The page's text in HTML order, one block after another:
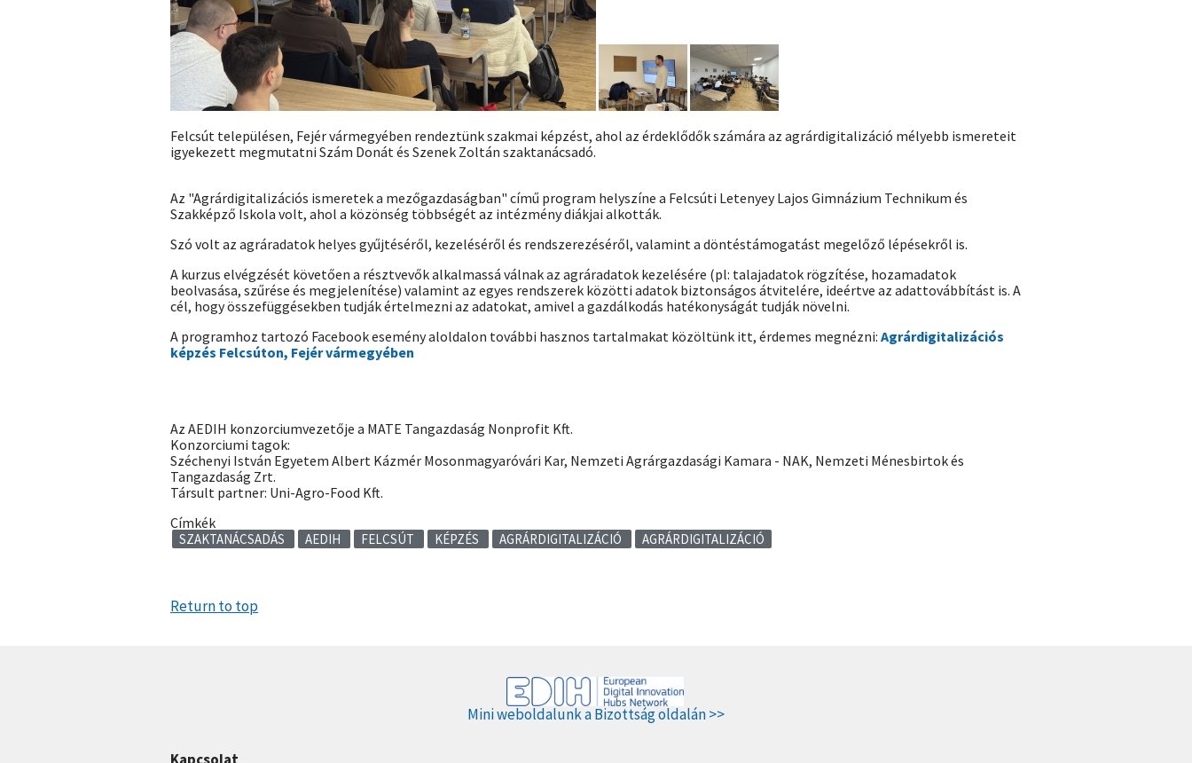
Felcsút településen, Fejér vármegyében rendeztünk szakmai képzést, ahol az érdeklődők számára az agrárdigitalizáció mélyebb ismereteit
igyekezett megmutatni Szám Donát és Szenek Zoltán szaktanácsadó.
Az "Agrárdigitalizációs ismeretek a mezőgazdaságban" című program helyszíne a Felcsúti Letenyey Lajos Gimnázium Technikum és
Szakképző Iskola volt, ahol a közönség többségét az intézmény diákjai alkották.
Szó volt az agráradatok helyes gyűjtéséről, kezeléséről és rendszerezéséről, valamint a döntéstámogatást megelőző lépésekről is.
A kurzus elvégzését követően a résztvevők alkalmassá válnak az agráradatok kezelésére (pl: talajadatok rögzítése, hozamadatok
beolvasása, szűrése és megjelenítése) valamint az egyes rendszerek közötti adatok biztonságos átvitelére, ideértve az adattovábbítást is. A
cél, hogy összefüggésekben tudják értelmezni az adatokat, amivel a gazdálkodás hatékonyságát tudják növelni.
A programhoz tartozó Facebook esemény aloldalon további hasznos tartalmakat közöltünk itt, érdemes megnézni: Agrárdigitalizációs
képzés Felcsúton, Fejér vármegyében
Az AEDIH konzorciumvezetője a MATE Tangazdaság Nonprofit Kft.
Konzorciumi tagok:
Széchenyi István Egyetem Albert Kázmér Mosonmagyaróvári Kar, Nemzeti Agrárgazdasági Kamara - NAK, Nemzeti Ménesbirtok és
Tangazdaság Zrt.
Társult partner: Uni-Agro-Food Kft.
Címkék
SZAKTANÁCSADÁS AEDIH FELCSÚT KÉPZÉS AGRÁRDIGITALIZÁCIÓ AGRÁRDIGITALIZÁCIÓ
Return to top
Mini weboldalunk a Bizottság oldalán >>